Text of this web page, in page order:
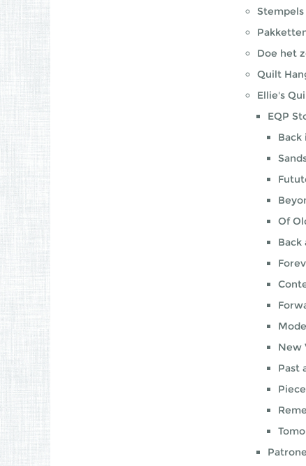
Doe het
Quilt
Ellie's
EQP
Back
Of
Back
New
Past